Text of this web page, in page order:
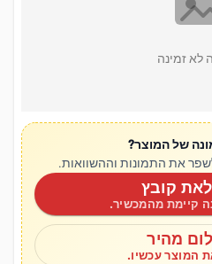
לא זמינה
של המוצר?
לשפר את התמונות וההשוואות.
קובץ
קיימת מהמכשיר.
מהיר
המוצר עכשיו.